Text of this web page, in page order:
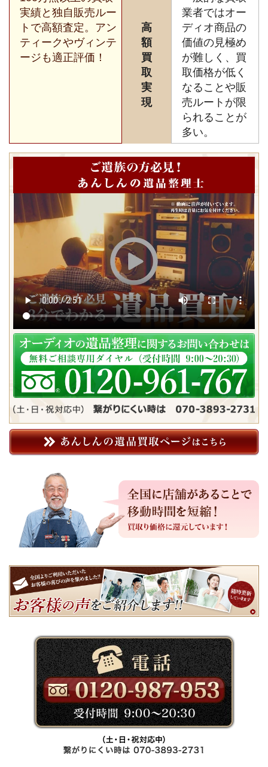
実績と独自販売ルー
トで高額査定。アン
ティークやヴィンテ
ージも適正評価！
高
額
買
取
実
現
業者ではオー
ディオ商品の
価値の見極め
が難しく、買
取価格が低く
なることや販
売ルートが限
られることが
多い。